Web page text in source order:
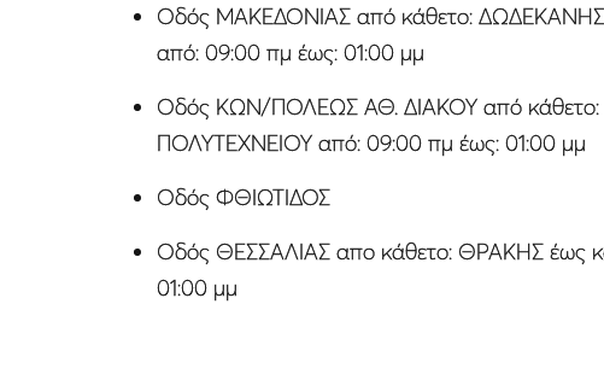
Οδός ΜΑΚΕΔΟΝΙΑΣ από κάθετο:
από: 09:00 πμ έως: 01:00 μμ
Οδός ΚΩΝ/ΠΟΛΕΩΣ ΑΘ. ΔΙΑΚΟΥ από κάθετο:
ΠΟΛΥΤΕΧΝΕΙΟΥ από: 09:00 πμ έως: 01:00 μμ
Οδός ΦΘΙΩΤΙΔΟΣ
Οδός ΘΕΣΣΑΛΙΑΣ απο κάθετο: ΘΡΑΚΗΣ έως
01:00 μμ